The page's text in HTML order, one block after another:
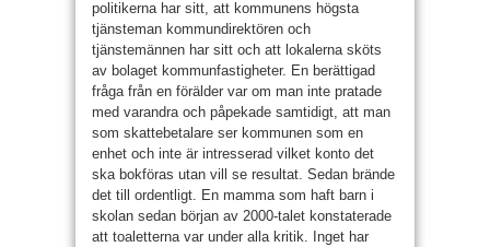
politikerna har sitt, att kommunens högsta
tjänsteman kommundirektören och
tjänstemännen har sitt och att lokalerna sköts
av bolaget kommunfastigheter. En berättigad
fråga från en förälder var om man inte pratade
med varandra och påpekade samtidigt, att man
som skattebetalare ser kommunen som en
enhet och inte är intresserad vilket konto det
ska bokföras utan vill se resultat. Sedan brände
det till ordentligt. En mamma som haft barn i
skolan sedan början av 2000-talet konstaterade
att toaletterna var under alla kritik. Inget har